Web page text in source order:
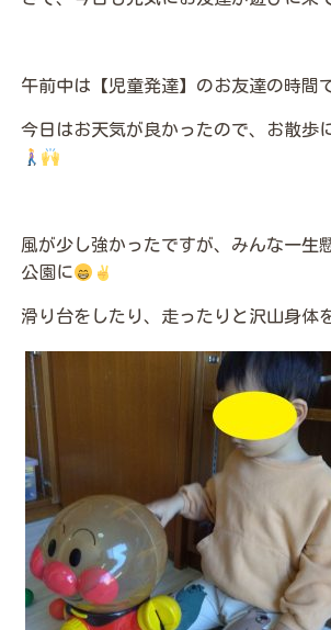
午前中は【児童発達】のお友達の時間
今日はお天気が良かったので、お散歩
風が少し強かったですが、みんな一生
公園に
滑り台をしたり、走ったりと沢山身体